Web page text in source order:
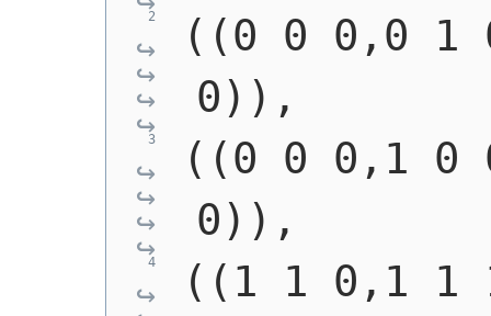
((0 0 0,0 1
0)),
((0 0 0,1 0
0)),
((1 1 0,1 1